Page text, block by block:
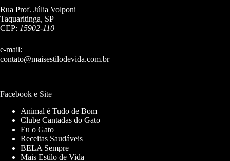
Rua Prof. Júlia Volponi
Taquaritinga, SP
CEP: 15902-110
e-mail:
contato@maisestilodevida.com.br
Facebook e Site
Animal é Tudo de Bom
Clube Cantadas do Gato
Eu o Gato
Receitas Saudáveis
BELA Sempre
Mais Estilo de Vida